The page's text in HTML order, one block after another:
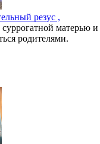
резус ,
матерью
родителями.